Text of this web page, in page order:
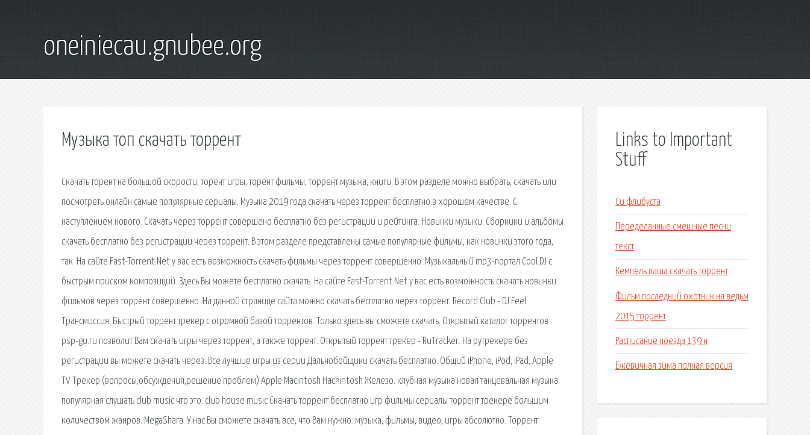
oneiniecau.gnubee.org
Музыка топ скачать торрент
Скачать торент на большой скорости, торент игры, торент фильмы, торрент музыка, книги. В этом разделе можно выбрать, скачать или
посмотреть онлайн самые популярные сериалы. Музыка 2019 года скачать через торрент бесплатно в хорошем качестве. С
наступлением нового. Скачать через торрент совершено бесплатно без регистрации и рейтинга. Новинки музыки. Сборники и альбомы
скачать бесплатно без регистрации через торрент. В этом разделе представлены самые популярные фильмы, как новинки этого года,
так. На сайте Fast-Torrent.Net у вас есть возможность скачать фильмы через торрент совершенно. Музыкальный mp3-портал Cool.DJ с
быстрым поиском композиций. Здесь Вы можете бесплатно скачать. На сайте Fast-Torrent.Net у вас есть возможность скачать новинки
фильмов через торрент совершенно. На данной странице сайта можно скачать бесплатно через торрент: Record Club - DJ Feel
Трансмиссия. Быстрый торрент трекер с огромной базой торрентов. Только здесь вы сможете скачать. Открытый каталог торрентов
psp-gu.ru позволит Вам скачать игры через торрент, а также торрент. Открытый торрент трекер - RuTracker. На рутрекере без
регистрации вы можете скачать через. Все лучшие игры из серии Дальнобойщики скачать бесплатно. Общий iPhone, iPod, iPad, Apple
TV Трекер (вопросы,обсуждения,решение проблем) Apple Macintosh Hackintosh Железо. клубная музыка новая танцевальная музыка
популярная слушать club music что это. club house music Скачать торрент бесплатно игр фильмы сериалы торрент трекере большим
количеством жанров. MegaShara. У нас Вы сможете скачать все, что Вам нужно: музыка, фильмы, видео, игры абсолютно. Торрент
Links to Important
Stuff
Си флибуста
Переделанные смешные песни
текст
Кемпель паша скачать торрент
Фильм последний охотник на ведьм
2015 торрент
Расписание поезда 139 н
Ежевичная зима полная версия